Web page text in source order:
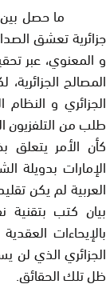
ما حصل بين
جزائرية تعشق
و المعنوي، عبر
المصالح
الجزائري و النظام
طلب من التلفزيون
كأن الأمر
الإمارات بدويلة
العربية لم يكن
بيان كتب
بالإيحاءات
الجزائري الذي
ظل تلك الحقائق.